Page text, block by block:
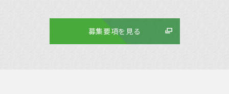
募集要項を見る